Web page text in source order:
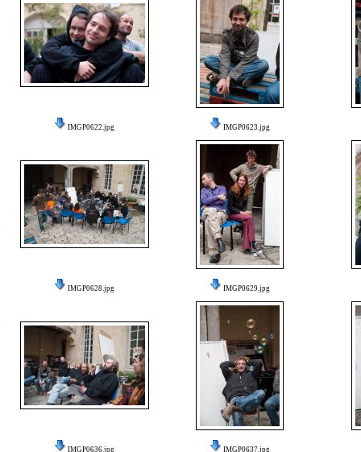
IMGP0622.jpg IMGP0623.jpg
IMGP0628.jpg IMGP0629.jpg
IMGP0636.jpg IMGP0637.jpg